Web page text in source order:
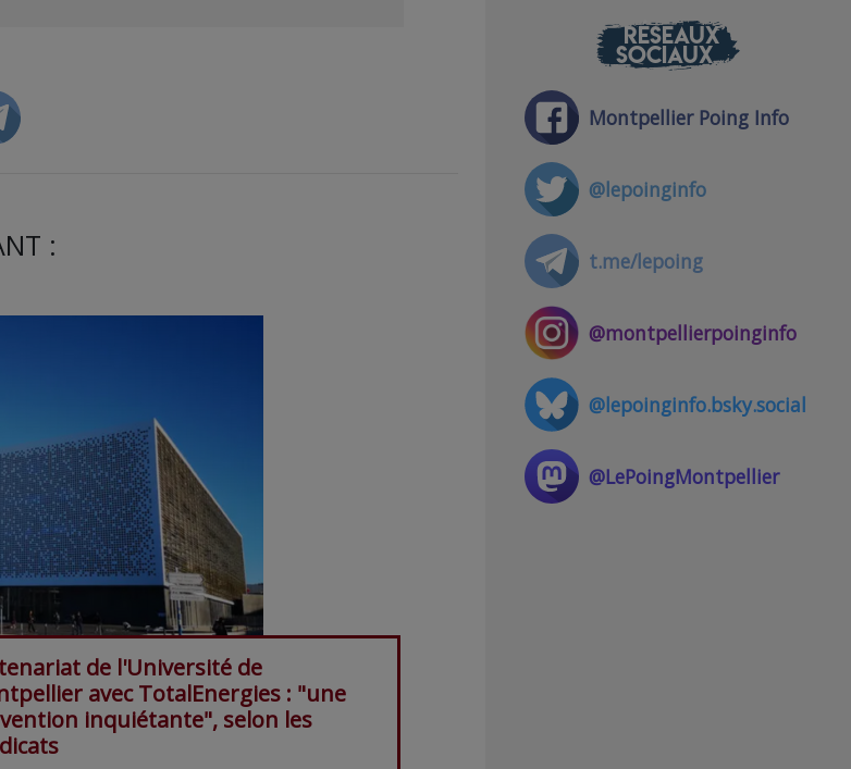
:
de l'Université de
avec TotalEnergies : "une
inquiétante", selon les
RÉSEAUX
SOCIAUX
Montpellier Poing Info
@lepoinginfo
t.me/lepoing
@montpellierpoinginfo
@lepoinginfo.bsky.social
@LePoingMontpellier